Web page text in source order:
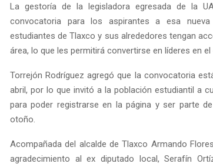
La gestoría de la legisladora egresada de la
convocatoria para los aspirantes a esa
estudiantes de Tlaxco y sus alrededores tengan
área, lo que les permitirá convertirse en líderes en el
Torrejón Rodríguez agregó que la convocatoria
abril, por lo que invitó a la población estudiantil a
para poder registrarse en la página y ser parte
otoño.
Acompañada del alcalde de Tlaxco Armando
agradecimiento al ex diputado local, Serafín